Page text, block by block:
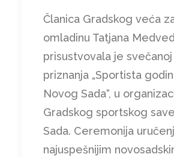
Članica Gradskog veća
omladinu Tatjana Medved
prisustvovala je
priznanja „Sportista
Novog Sada“, u
Gradskog sportskog
Sada. Ceremonija
najuspešnijim